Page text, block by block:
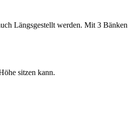
Längsgestellt werden. Mit 3
sitzen kann.